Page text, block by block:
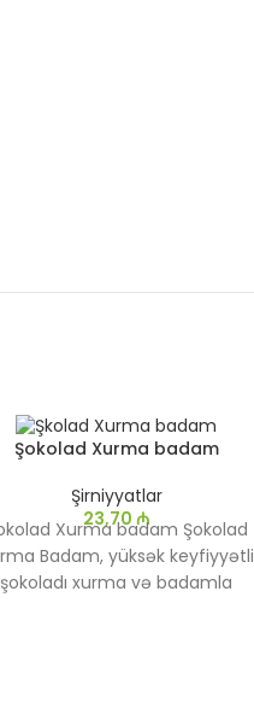
Şokolad Xurma badam
Şirniyyatlar
23,70 ₼
Xurma badam Şokolad
Badam, yüksək keyfiyyətli
şokoladı xurma və badamla